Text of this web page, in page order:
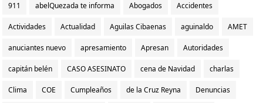
911 abelQuezada te informa Abogados Accidentes
Actividades Actualidad Aguilas Cibaenas aguinaldo AMET
anuciantes nuevo apresamiento Apresan Autoridades
capitán belén CASO ASESINATO cena de Navidad charlas
Clima COE Cumpleaños de la Cruz Reyna Denuncias